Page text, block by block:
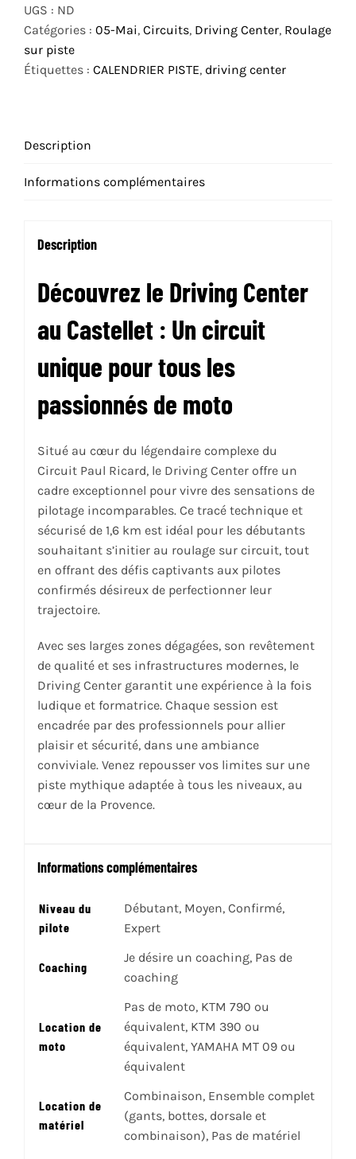
MAI
2025
UGS : ND
Catégories : 05-Mai, Circuits, Driving Center, Roulage
sur piste
Étiquettes : CALENDRIER PISTE, driving center
Description
Informations complémentaires
Description
Découvrez le Driving Center
au Castellet : Un circuit
unique pour tous les
passionnés de moto
Situé au cœur du légendaire complexe du
Circuit Paul Ricard, le Driving Center offre un
cadre exceptionnel pour vivre des sensations de
pilotage incomparables. Ce tracé technique et
sécurisé de 1,6 km est idéal pour les débutants
souhaitant s’initier au roulage sur circuit, tout
en offrant des défis captivants aux pilotes
confirmés désireux de perfectionner leur
trajectoire.
Avec ses larges zones dégagées, son revêtement
de qualité et ses infrastructures modernes, le
Driving Center garantit une expérience à la fois
ludique et formatrice. Chaque session est
encadrée par des professionnels pour allier
plaisir et sécurité, dans une ambiance
conviviale. Venez repousser vos limites sur une
piste mythique adaptée à tous les niveaux, au
cœur de la Provence.
Informations complémentaires
Niveau du
pilote
Débutant, Moyen, Confirmé,
Expert
Coaching
Je désire un coaching, Pas de
coaching
Location de
moto
Pas de moto, KTM 790 ou
équivalent, KTM 390 ou
équivalent, YAMAHA MT 09 ou
équivalent
Location de
matériel
Combinaison, Ensemble complet
(gants, bottes, dorsale et
combinaison), Pas de matériel